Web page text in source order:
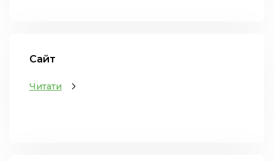
Сайт
Читати